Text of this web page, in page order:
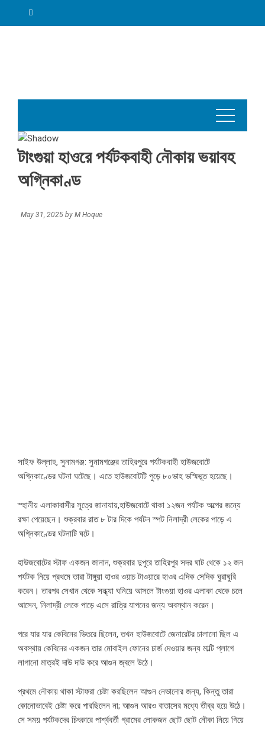
টাংগুয়া হাওরে পর্যটকবাহী নৌকায় ভয়াবহ
অগ্নিকাণ্ড
May 31, 2025 by M Hoque
সাইফ উল্লাহ, সুনামগঞ্জ: সুনামগঞ্জের তাহিরপুরে পর্যটকবাহী হাউজবোটে
অগ্নিকাণ্ডের ঘটনা ঘটেছে। এতে হাউজবোটটি পুড়ে ৮০ভাহ ভস্মিভূত হয়েছে।
স্হানীয় এলাকাবাসীর সূত্রে জানাযায়,হাউজবোটে থাকা ১২জন পর্যটক অল্পের জন্যে
রক্ষা পেয়েছেন। শুক্রবার রাত ৮ টার দিকে পর্যটন স্পট নিলাদ্রী লেকের পাড়ে এ
অগ্নিকাণ্ডের ঘটনাটি ঘটে।
হাউজবোটের স্টাফ একজন জানান, শুক্রবার দুপুরে তাহিরপুর সদর ঘাট থেকে ১২ জন
পর্যটক নিয়ে প্রথমে তারা টাঙ্গুয়া হাওর ওয়াচ টাওয়ারে হাওর এদিক সেদিক ঘুরাঘুরি
করেন। তারপর সেখান থেকে সন্ধ্যা ঘনিয়ে আসলে টাংগুয়া হাওর এলাকা থেকে চলে
আসেন, নিলাদ্রী লেকে পাড়ে এসে রাত্রি যাপনের জন্য অবস্থান করেন।
পরে যার যার কেবিনের ভিতরে ছিলেন, তখন হাউজবোটে জেনারেটর চালানো ছিল এ
অবস্থায় কেবিনের একজন তার মোবাইল ফোনের চার্জ দেওয়ার জন্য মাল্টি প্লাগে
লাগানো মাত্রই দাউ দাউ করে আগুন জ্বলে উঠে।
প্রথমে নৌকায় থাকা স্টাফরা চেষ্টা করছিলেন আগুন নেভানোর জন্য, কিন্তু তারা
কোনোভাবেই চেষ্টা করে পারছিলেন না; আগুন আরও বাতাসের মধ্যে তীব্র হয়ে উঠে।
সে সময় পর্যটকদের চিৎকারে পার্শ্ববর্তী গ্রামের লোকজন ছোট ছোট নৌকা নিয়ে গিয়ে